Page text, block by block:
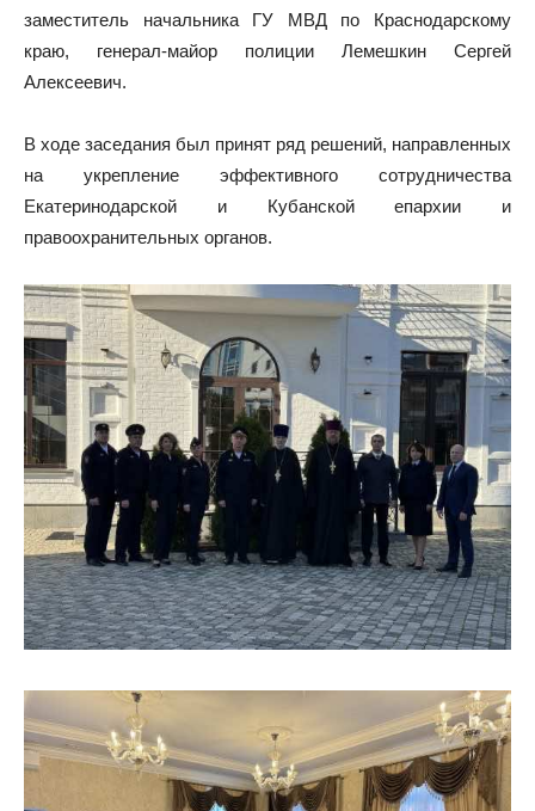
заместитель начальника ГУ МВД по Краснодарскому
краю, генерал-майор полиции Лемешкин Сергей
Алексеевич.
В ходе заседания был принят ряд решений, направленных
на укрепление эффективного сотрудничества
Екатеринодарской и Кубанской епархии и
правоохранительных органов.